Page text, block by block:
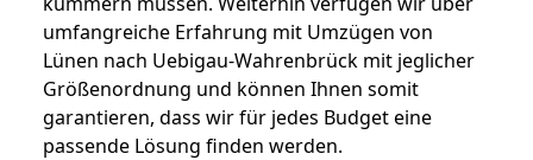
umfangreiche Erfahrung mit Umzügen von
Lünen nach Uebigau-Wahrenbrück mit jeglicher
Größenordnung und können Ihnen somit
garantieren, dass wir für jedes Budget eine
passende Lösung finden werden.